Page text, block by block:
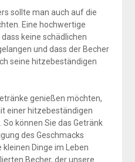
sollte man auch auf die
Eine hochwertige
keine schädlichen
und dass der Becher
seine hitzebeständigen
genießen möchten,
einer hitzebeständigen
können Sie das Getränk
des Geschmacks
kleinen Dinge im Leben
Becher, der unsere